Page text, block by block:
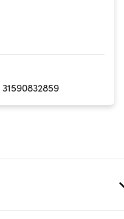
31590832859